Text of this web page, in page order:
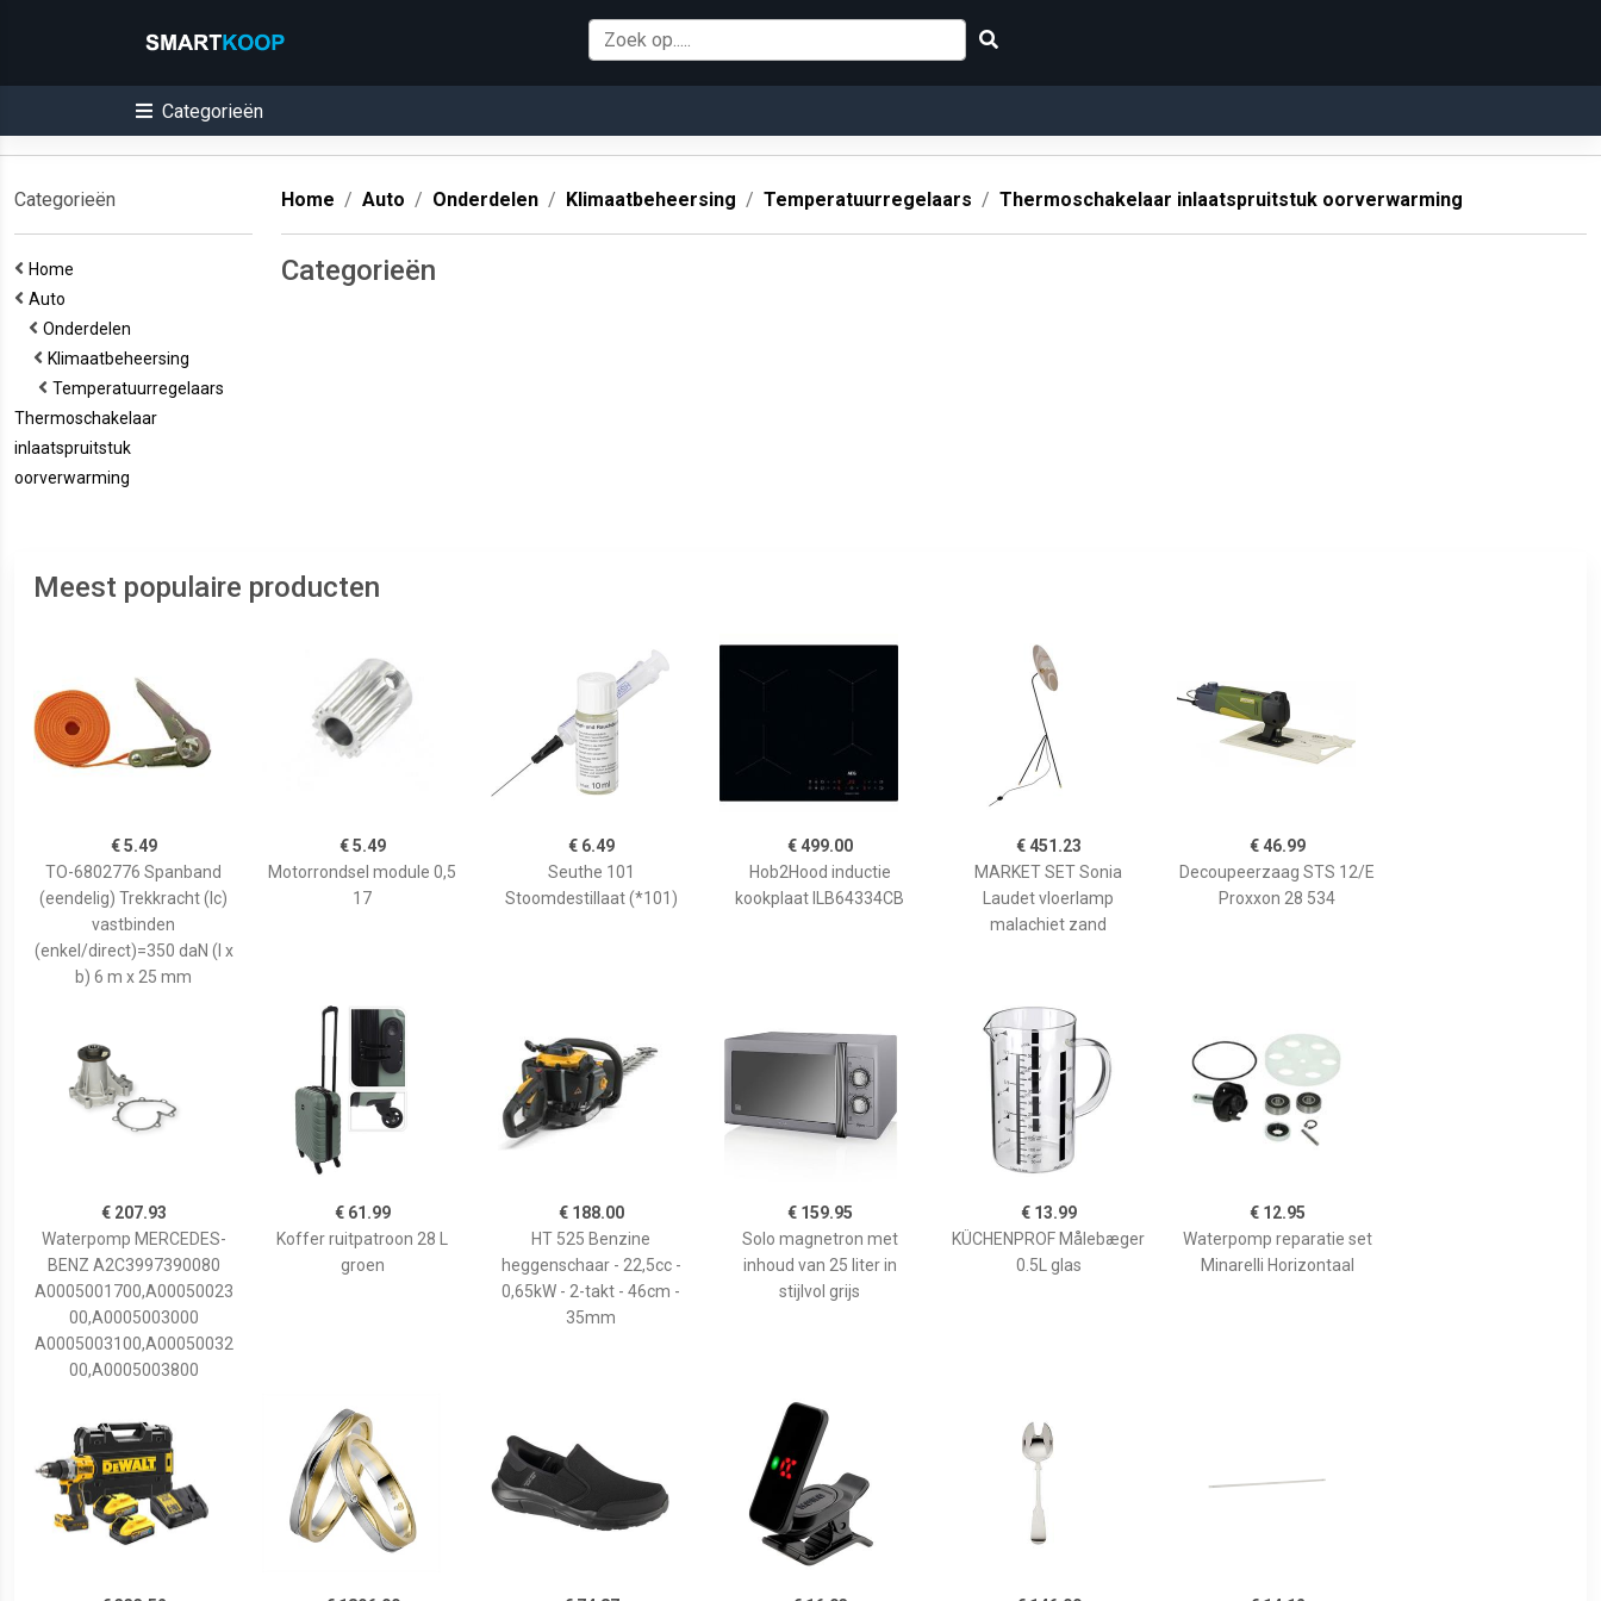
Categorieën
Categorieën
Home
Auto
Onderdelen
Klimaatbeheersing
Temperatuurregelaars
Thermoschakelaar
inlaatspruitstuk
oorverwarming
Home Auto Onderdelen Klimaatbeheersing Temperatuurregelaars Thermoschakelaar inlaatspruitstuk oorverwarming
Categorieën
Meest populaire producten
€ 5.49
TO-6802776 Spanband
(eendelig) Trekkracht (lc)
vastbinden
(enkel/direct)=350 daN (l x
b) 6 m x 25 mm
€ 5.49
Motorrondsel module 0,5
17
€ 6.49
Seuthe 101
Stoomdestillaat (*101)
€ 499.00
Hob2Hood inductie
kookplaat ILB64334CB
€ 451.23
MARKET SET Sonia
Laudet vloerlamp
malachiet zand
€ 46.99
Decoupeerzaag STS 12/E
Proxxon 28 534
€ 207.93
Waterpomp MERCEDES-
BENZ A2C3997390080
A0005001700,A00050023
00,A0005003000
A0005003100,A00050032
00,A0005003800
€ 61.99
Koffer ruitpatroon 28 L
groen
€ 188.00
HT 525 Benzine
heggenschaar - 22,5cc -
0,65kW - 2-takt - 46cm -
35mm
€ 159.95
Solo magnetron met
inhoud van 25 liter in
stijlvol grijs
€ 13.99
KÜCHENPROF Målebæger
0.5L glas
€ 12.95
Waterpomp reparatie set
Minarelli Horizontaal